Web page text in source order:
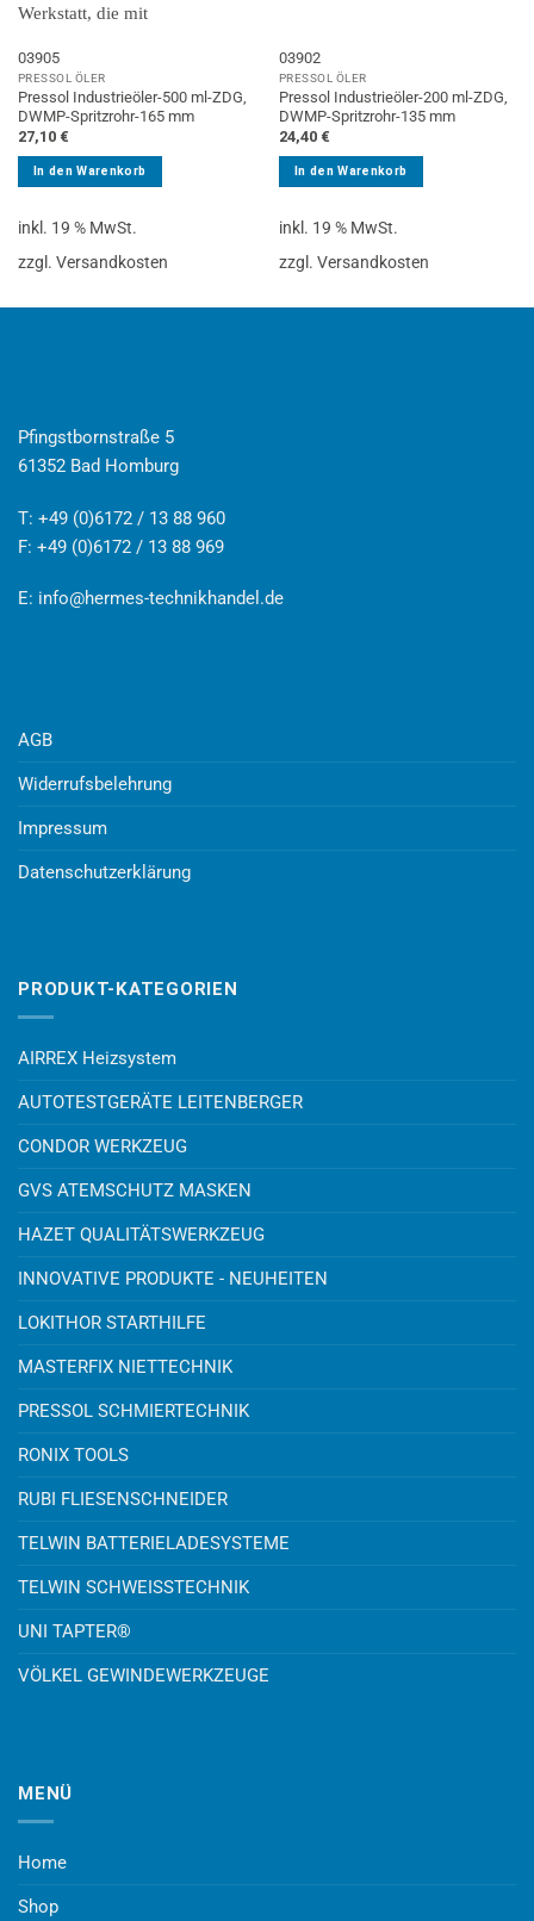
03905
PRESSOL ÖLER
Pressol Industrieöler-500 ml-ZDG,
DWMP-Spritzrohr-165 mm
27,10 €
In den Warenkorb
inkl. 19 % MwSt.
zzgl. Versandkosten
03902
PRESSOL ÖLER
Pressol Industrieöler-200 ml-ZDG,
DWMP-Spritzrohr-135 mm
24,40 €
In den Warenkorb
inkl. 19 % MwSt.
zzgl. Versandkosten
Pfingstbornstraße 5
61352 Bad Homburg
T: +49 (0)6172 / 13 88 960
F: +49 (0)6172 / 13 88 969
E: info@hermes-technikhandel.de
AGB
Widerrufsbelehrung
Impressum
Datenschutzerklärung
PRODUKT-KATEGORIEN
AIRREX Heizsystem
AUTOTESTGERÄTE LEITENBERGER
CONDOR WERKZEUG
GVS ATEMSCHUTZ MASKEN
HAZET QUALITÄTSWERKZEUG
INNOVATIVE PRODUKTE - NEUHEITEN
LOKITHOR STARTHILFE
MASTERFIX NIETTECHNIK
PRESSOL SCHMIERTECHNIK
RONIX TOOLS
RUBI FLIESENSCHNEIDER
TELWIN BATTERIELADESYSTEME
TELWIN SCHWEISSTECHNIK
UNI TAPTER®
VÖLKEL GEWINDEWERKZEUGE
MENÜ
Home
Shop